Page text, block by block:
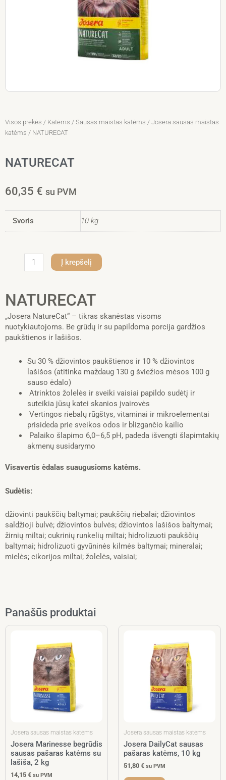
Visos prekės / Katėms / Sausas maistas katėms / Josera sausas maistas
katėms / NATURECAT
NATURECAT
60,35 € su PVM
Svoris 10 kg
produkto
Į krepšelį
NATURECAT
„Josera NatureCat“ – tikras skanėstas visoms
nuotykiautojoms. Be grūdų ir su papildoma porcija gardžios
paukštienos ir lašišos.
Su 30 % džiovintos paukštienos ir 10 % džiovintos
lašišos (atitinka maždaug 130 g šviežios mėsos 100 g
sauso ėdalo)
Atrinktos žolelės ir sveiki vaisiai papildo sudėtį ir
suteikia jūsų katei skanios įvairovės
Vertingos riebalų rūgštys, vitaminai ir mikroelementai
prisideda prie sveikos odos ir blizgančio kailio
Palaiko šlapimo 6,0–6,5 pH, padeda išvengti šlapimtakių
akmenų susidarymo
Visavertis ėdalas suaugusioms katėms.
Sudėtis:
džiovinti paukščių baltymai; paukščių riebalai; džiovintos
saldžioji bulvė; džiovintos bulvės; džiovintos lašišos baltymai;
žirnių miltai; cukrinių runkelių miltai; hidrolizuoti paukščių
baltymai; hidrolizuoti gyvūninės kilmės baltymai; mineralai;
mielės; cikorijos miltai; žolelės, vaisiai;
Panašūs produktai
Josera sausas maistas katėms
Josera Marinesse begrūdis
sausas pašaras katėms su
lašiša, 2 kg
14,15 € su PVM
Josera sausas maistas katėms
Josera DailyCat sausas
pašaras katėms, 10 kg
51,80 € su PVM